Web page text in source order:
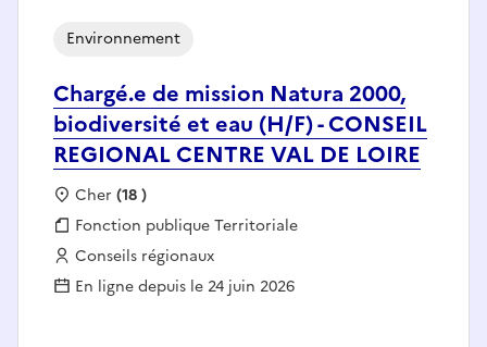
Chargé.e de mission Natura 2000,
biodiversité et eau (H/F) - CONSEIL
REGIONAL CENTRE VAL DE LOIRE
Environnement
Localisation :
Cher (18 )
Fonction publique :
Fonction publique Territoriale
Employeur :
Conseils régionaux
En ligne depuis le 24 juin 2026